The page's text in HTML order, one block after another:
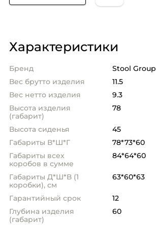
Характеристики
Бренд
Stool Group
Вес брутто изделия
11.5
Вес нетто изделия
9.3
Высота изделия
(габарит)
78
Высота сиденья
45
Габариты В*Ш*Г
78*73*60
Габариты всех
коробов в сумме
84*64*60
Габариты Д*Ш*В (1
коробки), см
63*60*63
Гарантийный срок
12
Глубина изделия
(габарит)
60